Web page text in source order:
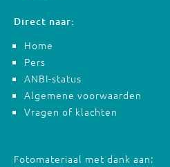
Direct naar:
Home
Pers
ANBI-status
Algemene voorwaarden
Vragen of klachten
Fotomateriaal met dank aan: